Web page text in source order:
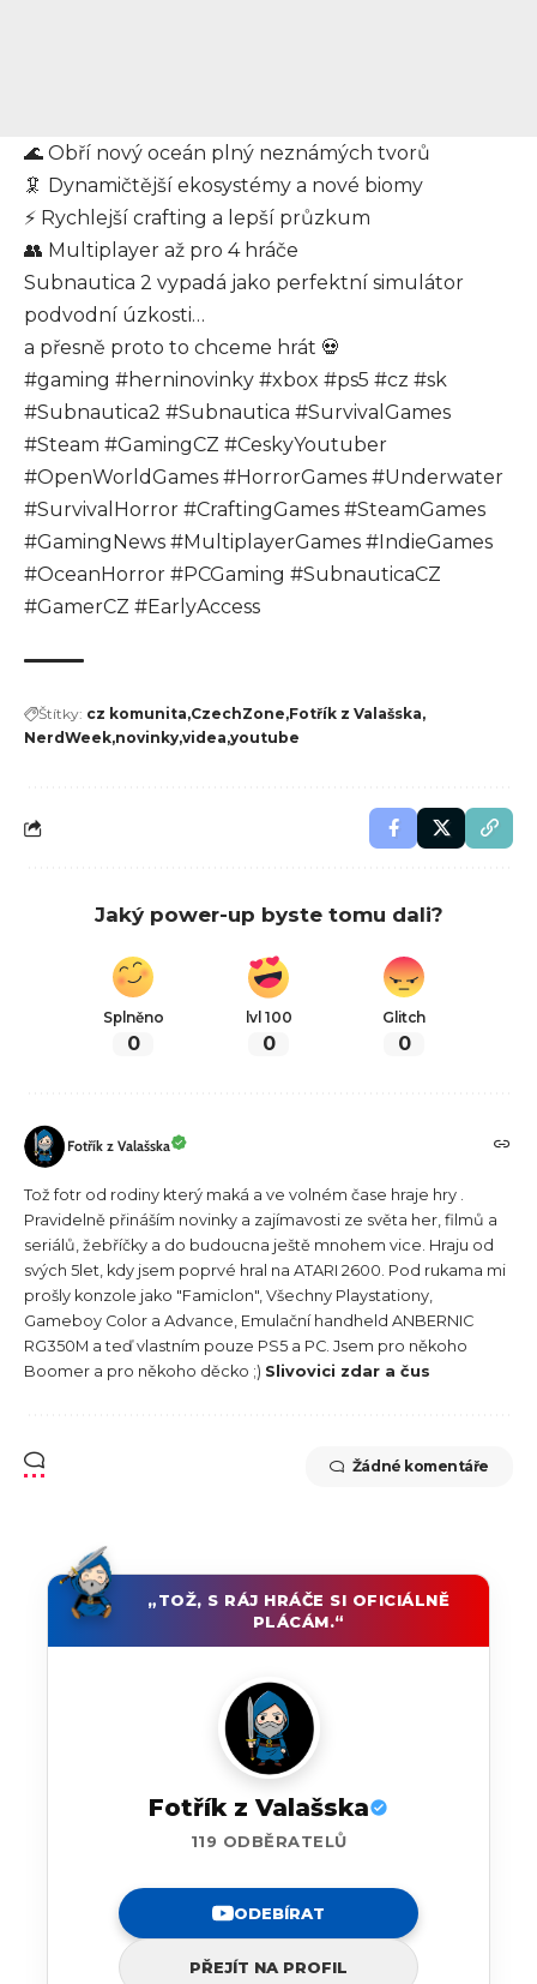
🌊 Obří nový oceán plný neznámých tvorů
🦑 Dynamičtější ekosystémy a nové biomy
⚡ Rychlejší crafting a lepší průzkum
👥 Multiplayer až pro 4 hráče
Subnautica 2 vypadá jako perfektní simulátor
podvodní úzkosti…
a přesně proto to chceme hrát 💀
#gaming #herninovinky #xbox #ps5 #cz #sk
#Subnautica2 #Subnautica #SurvivalGames
#Steam #GamingCZ #CeskyYoutuber
#OpenWorldGames #HorrorGames #Underwater
#SurvivalHorror #CraftingGames #SteamGames
#GamingNews #MultiplayerGames #IndieGames
#OceanHorror #PCGaming #SubnauticaCZ
#GamerCZ #EarlyAccess
Štítky: cz komunita CzechZone Fotřík z Valašska
NerdWeek novinky videa youtube
Jaký power-up byste tomu dali?
Splněno
0
lvl 100
0
Glitch
0
Fotřík z Valašska
Tož fotr od rodiny který maká a ve volném čase hraje hry .
Pravidelně přináším novinky a zajímavosti ze světa her, filmů a
seriálů, žebříčky a do budoucna ještě mnohem vice. Hraju od
svých 5let, kdy jsem poprvé hral na ATARI 2600. Pod rukama mi
prošly konzole jako "Famiclon", Všechny Playstationy,
Gameboy Color a Advance, Emulační handheld ANBERNIC
RG350M a teď vlastním pouze PS5 a PC. Jsem pro někoho
Boomer a pro někoho děcko ;) Slivovici zdar a čus
Žádné komentáře
„TOŽ, S RÁJ HRÁČE SI OFICIÁLNĚ
PLÁCÁM.“
Fotřík z Valašska
119 ODBĚRATELŮ
ODEBÍRAT
PŘEJÍT NA PROFIL